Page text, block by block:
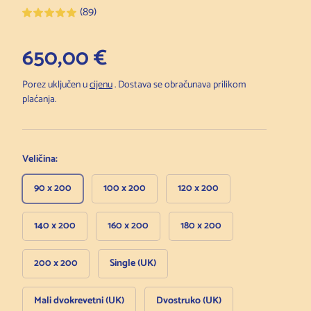
(89)
Redovna cijena
650,00 €
Porez uključen ucijenu. Dostava se obračunava prilikom
plaćanja.
Veličina:
90 x 200
100 x 200 120 x 200
140 x 200 160 x 200 180 x 200
200 x 200 Single (UK)
Mali dvokrevetni (UK) Dvostruko (UK)